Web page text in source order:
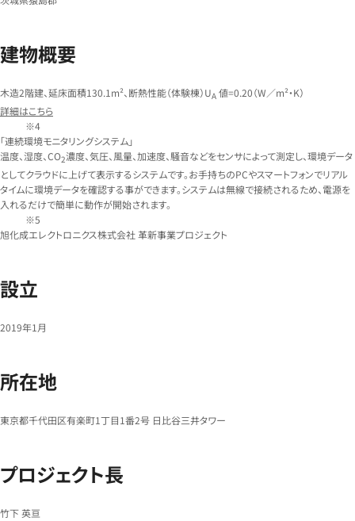
建物概要
木造2階建、延床面積130.1m²、断熱性能（体験棟）UA 値=0.20（W／m²・K）
詳細はこちら
「連続環境モニタリングシステム」
温度、湿度、CO2濃度、気圧、風量、加速度、騒音などをセンサによって測定し、環境データ
としてクラウドに上げて表示するシステムです。お手持ちのPCやスマートフォンでリアル
タイムに環境データを確認する事ができます。システムは無線で接続されるため、電源を
入れるだけで簡単に動作が開始されます。
旭化成エレクトロニクス株式会社 革新事業プロジェクト
設立
2019年1月
所在地
東京都千代田区有楽町1丁目1番2号 日比谷三井タワー
プロジェクト長
竹下 英亘